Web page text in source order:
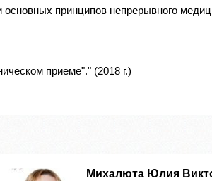
принципов непрерывного
приеме"." (2018 г.)
Михалюта Юлия